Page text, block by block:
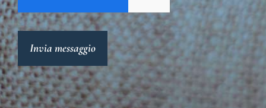
Invia messaggio